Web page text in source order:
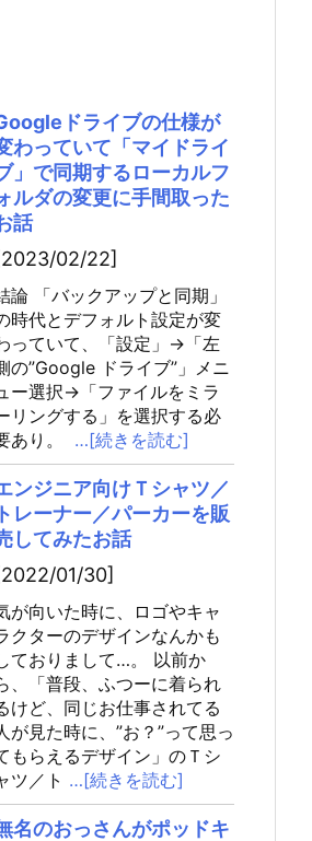
ドライブの仕様が
わっていて「マイドライ
」で同期するローカルフ
ルダの変更に手間取った
話
02/22]
論 「バックアップと同期」
時代とデフォルト設定が変
っていて、「設定」→「左
の”Google ドライブ”」メニ
ー選択→「ファイルをミラ
リングする」を選択する必
あり。
…[続きを読む]
ンジニア向けＴシャツ／
トレーナー／パーカーを販
してみたお話
01/30]
が向いた時に、ロゴやキャ
クターのデザインなんかも
ておりまして…。 以前か
、「普段、ふつーに着られ
けど、同じお仕事されてる
が見た時に、”お？”って思っ
もらえるデザイン」のＴシ
ツ／ト …[続きを読む]
名のおっさんがポッドキ